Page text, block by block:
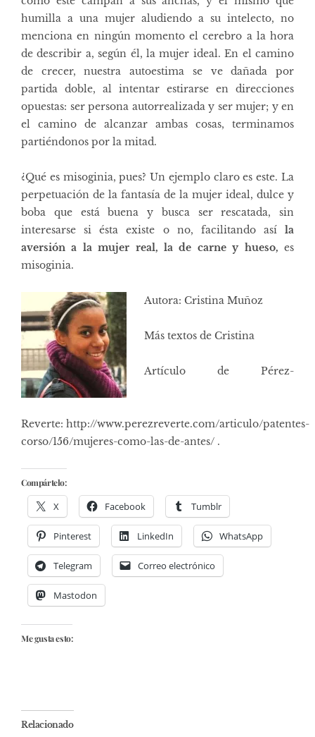
humilla a una mujer aludiendo a su intelecto, no
menciona en ningún momento el cerebro a la hora
de describir a, según él, la mujer ideal. En el camino
de crecer, nuestra autoestima se ve dañada por
partida doble, al intentar estirarse en direcciones
opuestas: ser persona autorrealizada y ser mujer; y en
el camino de alcanzar ambas cosas, terminamos
partiéndonos por la mitad.
¿Qué es misoginia, pues? Un ejemplo claro es este. La
perpetuación de la fantasía de la mujer ideal, dulce y
boba que está buena y busca ser rescatada, sin
interesarse si ésta existe o no, facilitando así la
aversión a la mujer real, la de carne y hueso, es
misoginia.
Autora: Cristina Muñoz
Más textos de Cristina
Artículo de Pérez-
Reverte: http://www.perezreverte.com/articulo/patentes-
corso/156/mujeres-como-las-de-antes/ .
Compártelo:
X Facebook Tumblr
Pinterest LinkedIn WhatsApp
Telegram Correo electrónico
Mastodon
Me gusta esto:
Relacionado